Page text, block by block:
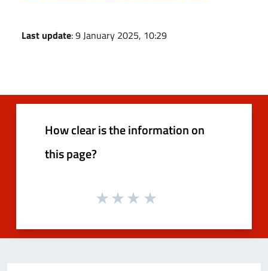
Last update: 9 January 2025, 10:29
How clear is the information on
this page?